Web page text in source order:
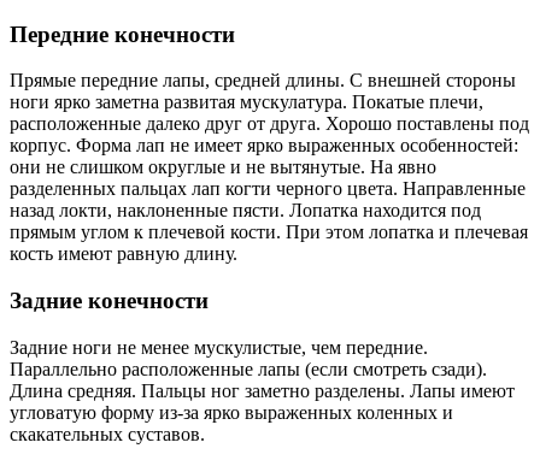
Передние конечности
Прямые передние лапы, средней длины. С внешней стороны
ноги ярко заметна развитая мускулатура. Покатые плечи,
расположенные далеко друг от друга. Хорошо поставлены под
корпус. Форма лап не имеет ярко выраженных особенностей:
они не слишком округлые и не вытянутые. На явно
разделенных пальцах лап когти черного цвета. Направленные
назад локти, наклоненные пясти. Лопатка находится под
прямым углом к плечевой кости. При этом лопатка и плечевая
кость имеют равную длину.
Задние конечности
Задние ноги не менее мускулистые, чем передние.
Параллельно расположенные лапы (если смотреть сзади).
Длина средняя. Пальцы ног заметно разделены. Лапы имеют
угловатую форму из-за ярко выраженных коленных и
скакательных суставов.